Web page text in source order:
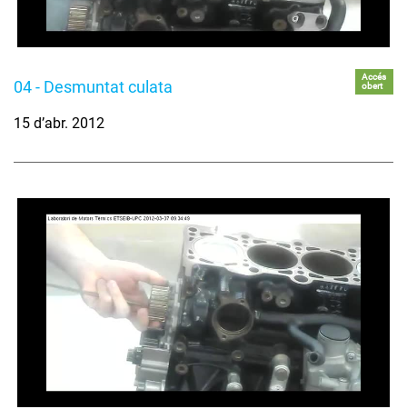
04 - Desmuntat culata
Accés
obert
15 d’abr. 2012